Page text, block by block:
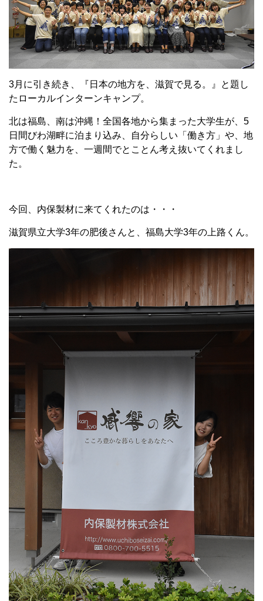
3月に引き続き、『日本の地方を、滋賀で見る。』と題し
たローカルインターンキャンプ。
北は福島、南は沖縄！全国各地から集まった大学生が、5
日間びわ湖畔に泊まり込み、自分らしい「働き方」や、地
方で働く魅力を、一週間でとことん考え抜いてくれまし
た。
今回、内保製材に来てくれたのは・・・
滋賀県立大学3年の肥後さんと、福島大学3年の上路くん。